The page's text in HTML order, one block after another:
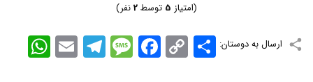
(امتیاز 5 توسط2نفر)
ارسال به دوستان: WhatsApp EmailTelegramMessageFacebook Copy
Link
اشتراک